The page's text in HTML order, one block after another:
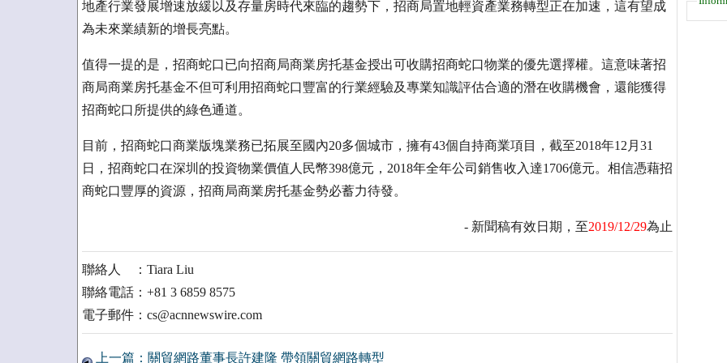
地產行業發展增速放緩以及存量房時代來臨的趨勢下，招商局置地輕資產業務轉型正在加速，這有望成
為未來業績新的增長亮點。
值得一提的是，招商蛇口已向招商局商業房托基金授出可收購招商蛇口物業的優先選擇權。這意味著招
商局商業房托基金不但可利用招商蛇口豐富的行業經驗及專業知識評估合適的潛在收購機會，還能獲得
招商蛇口所提供的綠色通道。
目前，招商蛇口商業版塊業務已拓展至國內20多個城市，擁有43個自持商業項目，截至2018年12月31
日，招商蛇口在深圳的投資物業價值人民幣398億元，2018年全年公司銷售收入達1706億元。相信憑藉招
商蛇口豐厚的資源，招商局商業房托基金勢必蓄力待發。
- 新聞稿有效日期，至2019/12/29為止
聯絡人 ：Tiara Liu
聯絡電話：+81 3 6859 8575
電子郵件：cs@acnnewswire.com
上一篇：關貿網路董事長許建隆 帶領關貿網路轉型